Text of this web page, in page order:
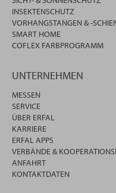
INSEKTENSCHUTZ
VORHANGSTANGEN & -
SMART HOME
COFLEX FARBPROGRAMM
UNTERNEHMEN
MESSEN
SERVICE
ÜBER ERFAL
KARRIERE
ERFAL APPS
VERBÄNDE &
ANFAHRT
KONTAKTDATEN